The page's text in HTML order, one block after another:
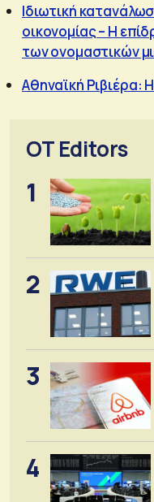
Ιδιωτική
οικονομίας – Η
των ονομαστικών
Αθηναϊκή Ριβιέρα:
OT Editors
1
2
3
4